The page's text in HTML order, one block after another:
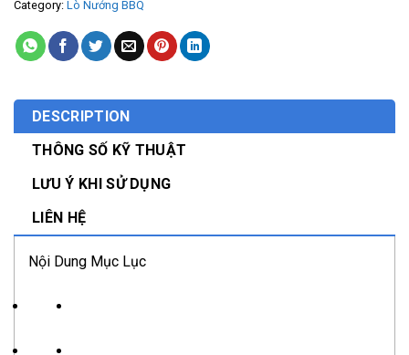
Category: Lò Nướng BBQ
DESCRIPTION
THÔNG SỐ KỸ THUẬT
LƯU Ý KHI SỬ DỤNG
LIÊN HỆ
Nội Dung Mục Lục